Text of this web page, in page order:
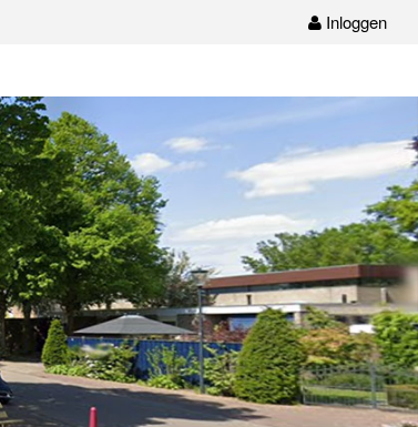
Inloggen